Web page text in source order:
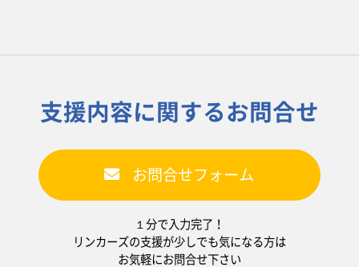
支援内容に関するお問合せ
お問合せフォーム
１分で入力完了！
リンカーズの支援が少しでも気になる方は
お気軽にお問合せ下さい